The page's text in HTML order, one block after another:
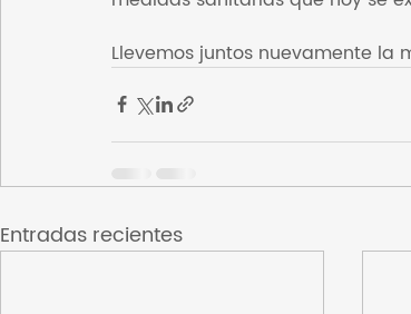
Llevemos juntos nuevamente la
Entradas recientes